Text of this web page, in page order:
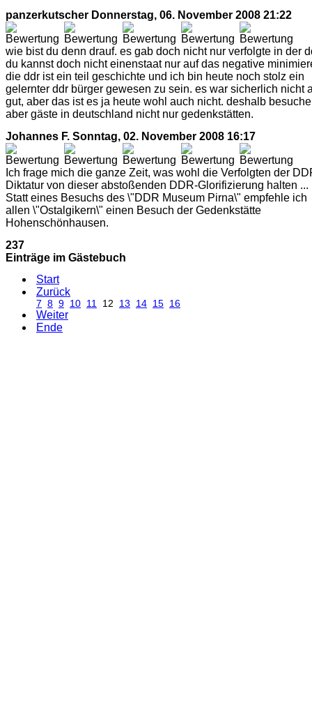
panzerkutscher Donnerstag, 06. November 2008 21:22
wie bist du denn drauf. es gab doch nicht nur verfolgte in der
du kannst doch nicht einenstaat nur auf das negative
die ddr ist ein teil geschichte und ich bin heute noch stolz ein
gelernter ddr bürger gewesen zu sein. es war sicherlich nicht
gut, aber das ist es ja heute wohl auch nicht. deshalb
aber gäste in deutschland nicht nur gedenkstätten.
Johannes F. Sonntag, 02. November 2008 16:17
Ich frage mich die ganze Zeit, was wohl die Verfolgten der
Diktatur von dieser abstoßenden DDR-Glorifizierung halten ...
Statt eines Besuchs des \"DDR Museum Pirna\" empfehle ich
allen \"Ostalgikern\" einen Besuch der Gedenkstätte
Hohenschönhausen.
237
Einträge im Gästebuch
Start
Zurück
7 8 9 10 11 12 13 14 15 16
Weiter
Ende